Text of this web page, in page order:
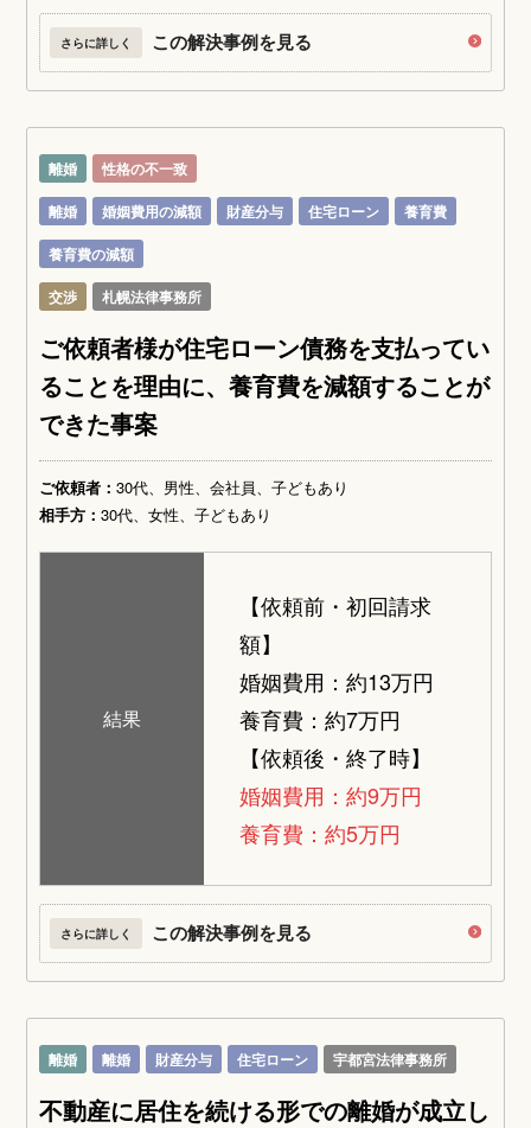
さらに詳しく この解決事例を見る
離婚
性格の不一致
離婚
婚姻費用の減額 財産分与 住宅ローン
養育費
養育費の減額
交渉
札幌法律事務所
ご依頼者様が住宅ローン債務を支払ってい
ることを理由に、養育費を減額することが
できた事案
ご依頼者：30代、男性、会社員、子どもあり
相手方：30代、女性、子どもあり
結果
【依頼前・初回請求
額】
婚姻費用：約13万円
養育費：約7万円
【依頼後・終了時】
婚姻費用：約9万円
養育費：約5万円
さらに詳しく この解決事例を見る
離婚 離婚 財産分与 住宅ローン 宇都宮法律事務所
不動産に居住を続ける形での離婚が成立し